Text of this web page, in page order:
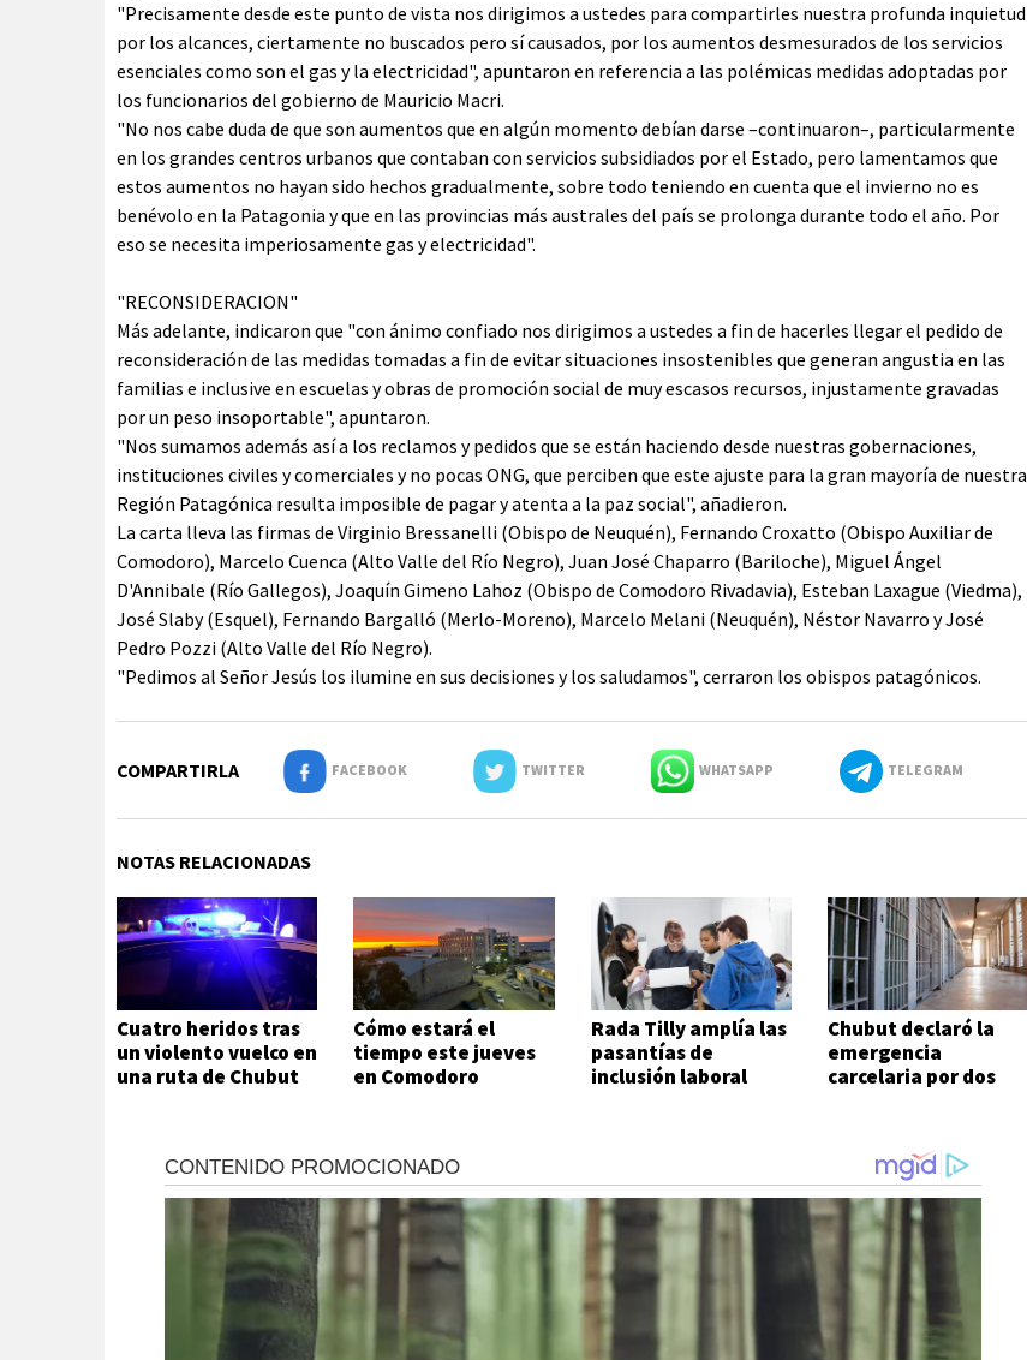
"Precisamente desde este punto de vista nos dirigimos a ustedes para compartirles nuestra profunda inquietud
por los alcances, ciertamente no buscados pero sí causados, por los aumentos desmesurados de los servicios
esenciales como son el gas y la electricidad", apuntaron en referencia a las polémicas medidas adoptadas por
los funcionarios del gobierno de Mauricio Macri.
"No nos cabe duda de que son aumentos que en algún momento debían darse –continuaron–, particularmente
en los grandes centros urbanos que contaban con servicios subsidiados por el Estado, pero lamentamos que
estos aumentos no hayan sido hechos gradualmente, sobre todo teniendo en cuenta que el invierno no es
benévolo en la Patagonia y que en las provincias más australes del país se prolonga durante todo el año. Por
eso se necesita imperiosamente gas y electricidad".
"RECONSIDERACION"
Más adelante, indicaron que "con ánimo confiado nos dirigimos a ustedes a fin de hacerles llegar el pedido de
reconsideración de las medidas tomadas a fin de evitar situaciones insostenibles que generan angustia en las
familias e inclusive en escuelas y obras de promoción social de muy escasos recursos, injustamente gravadas
por un peso insoportable", apuntaron.
"Nos sumamos además así a los reclamos y pedidos que se están haciendo desde nuestras gobernaciones,
instituciones civiles y comerciales y no pocas ONG, que perciben que este ajuste para la gran mayoría de nuestra
Región Patagónica resulta imposible de pagar y atenta a la paz social", añadieron.
La carta lleva las firmas de Virginio Bressanelli (Obispo de Neuquén), Fernando Croxatto (Obispo Auxiliar de
Comodoro), Marcelo Cuenca (Alto Valle del Río Negro), Juan José Chaparro (Bariloche), Miguel Ángel
D'Annibale (Río Gallegos), Joaquín Gimeno Lahoz (Obispo de Comodoro Rivadavia), Esteban Laxague (Viedma),
José Slaby (Esquel), Fernando Bargalló (Merlo-Moreno), Marcelo Melani (Neuquén), Néstor Navarro y José
Pedro Pozzi (Alto Valle del Río Negro).
"Pedimos al Señor Jesús los ilumine en sus decisiones y los saludamos", cerraron los obispos patagónicos.
COMPARTIRLA FACEBOOK TWITTER WHATSAPP TELEGRAM
NOTAS RELACIONADAS
Cuatro heridos tras
un violento vuelco en
una ruta de Chubut
Cómo estará el
tiempo este jueves
en Comodoro
Rada Tilly amplía las
pasantías de
inclusión laboral
Chubut declaró la
emergencia
carcelaria por dos